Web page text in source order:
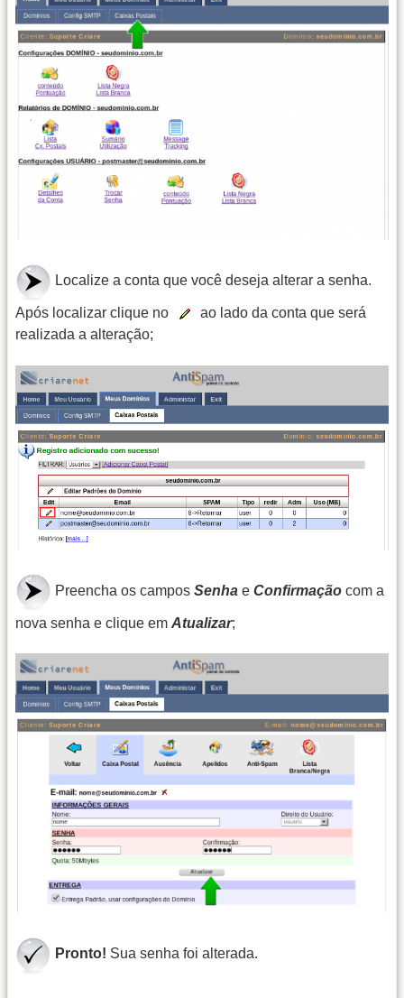
Localize a conta que você deseja alterar a senha.
Após localizar clique no
ao lado da conta que será
realizada a alteração;
Preencha os campos Senha e Confirmação com a
nova senha e clique em Atualizar;
Pronto! Sua senha foi alterada.